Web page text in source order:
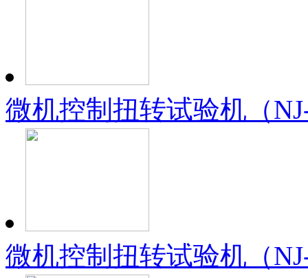
微机控制扭转试验机（
微机控制扭转试验机（